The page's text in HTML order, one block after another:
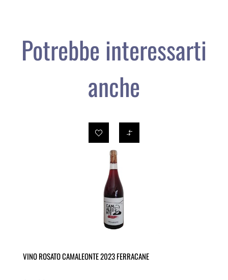
Potrebbe interessarti
anche
VINO ROSATO CAMALEONTE 2023 FERRACANE